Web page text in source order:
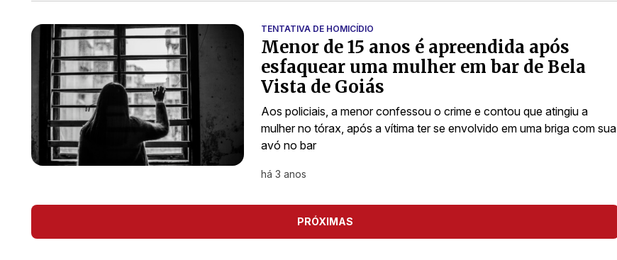
TENTATIVA DE HOMICÍDIO
Menor de 15 anos é apreendida após
esfaquear uma mulher em bar de Bela
Vista de Goiás
Aos policiais, a menor confessou o crime e contou que atingiu a
mulher no tórax, após a vítima ter se envolvido em uma briga com sua
avó no bar
há 3 anos
PRÓXIMAS